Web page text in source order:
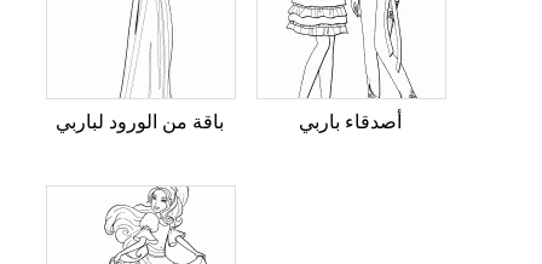
باقة من الورود لباربي أصدقاء باربي